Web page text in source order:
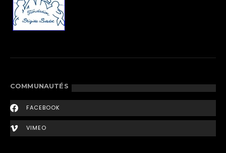
COMMUNAUTÉS
FACEBOOK
VIMEO